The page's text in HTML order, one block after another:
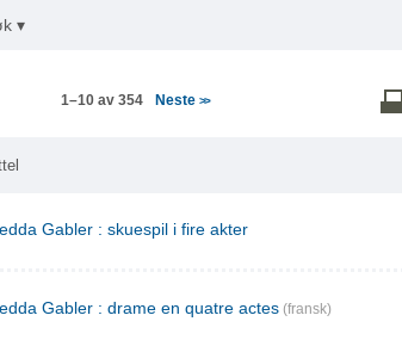
▾
1–10 av 354 Neste >>
Gabler : skuespil i fire akter
Gabler : drame en quatre actes (fransk)